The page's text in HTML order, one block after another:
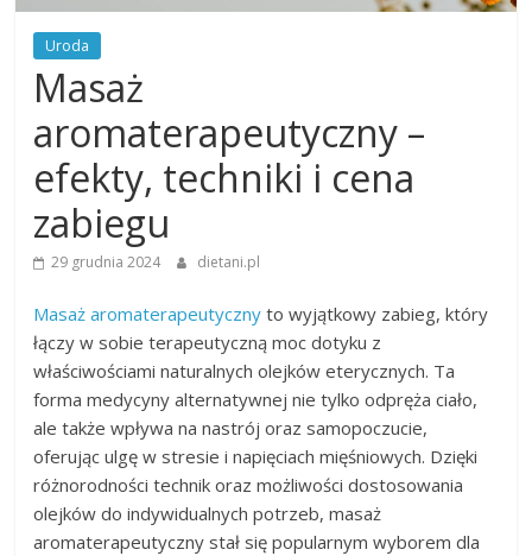
Uroda
Masaż
aromaterapeutyczny –
efekty, techniki i cena
zabiegu
29 grudnia 2024 dietani.pl
Masaż aromaterapeutyczny to wyjątkowy zabieg, który
łączy w sobie terapeutyczną moc dotyku z
właściwościami naturalnych olejków eterycznych. Ta
forma medycyny alternatywnej nie tylko odpręża ciało,
ale także wpływa na nastrój oraz samopoczucie,
oferując ulgę w stresie i napięciach mięśniowych. Dzięki
różnorodności technik oraz możliwości dostosowania
olejków do indywidualnych potrzeb, masaż
aromaterapeutyczny stał się popularnym wyborem dla